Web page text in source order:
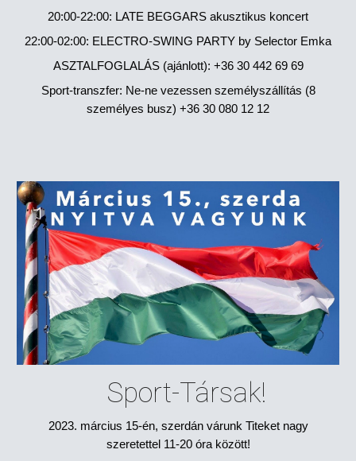
20:00-22:00: LATE BEGGARS akusztikus koncert
22:00-02:00: ELECTRO-SWING PARTY by Selector Emka
ASZTALFOGLALÁS (ajánlott): +36 30 442 69 69
Sport-transzfer: Ne-ne vezessen személyszállítás (8
személyes busz) +36 30 080 12 12
Sport-Társak!
2023. március 15-én, szerdán várunk Titeket nagy
szeretettel 11-20 óra között!